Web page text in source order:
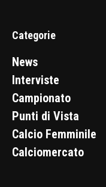
Categorie
News
Interviste
Campionato
Punti di Vista
Calcio Femminile
Calciomercato